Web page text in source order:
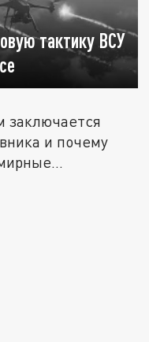
тактику ВСУ
заключается
и почему